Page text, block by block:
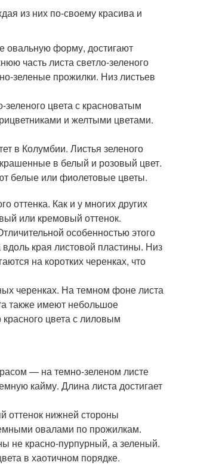
из них по-своему красива и
овальную форму, достигают
часть листа светло-зеленого
зеленые прожилки. Низ листьев
цвета с красноватым
и желтыми цветами.
в Колумбии. Листья зеленого
в белый и розовый цвет.
белые или фиолетовые цветы.
оттенка. Как и у многих других
или кремовый оттенок.
особенностью этого
вдоль края листовой пластины. Низ
на коротких черенках, что
черенках. На темном фоне листа
также имеют небольшое
цвета с лиловым
— на темно-зеленом листе
кайму. Длина листа достигает
оттенок нижней стороны
овалами по прожилкам.
не красно-пурпурный, а зеленый.
в хаотичном порядке.